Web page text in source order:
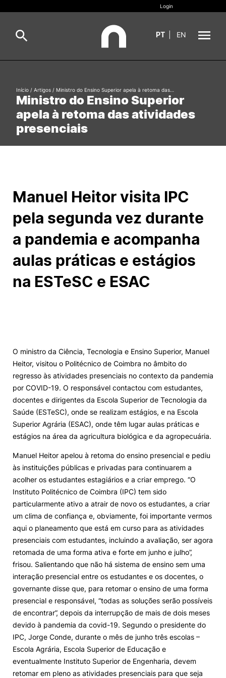
Estudar
Internacional
Ação Social
Alumni
Projetos PRR
Europeia Política de Privacidade e Cookies
Sugestões,
Login
PT EN
Pesquisa
Oferta Formativa Geral
Ministro do Ensino Superior
apela à retoma das atividades
presenciais
Início / Artigos / Ministro do Ensino Superior apela à retoma das…
Manuel Heitor visita IPC
pela segunda vez durante
a pandemia e acompanha
aulas práticas e estágios
na ESTeSC e ESAC
O ministro da Ciência, Tecnologia e Ensino Superior, Manuel
Heitor, visitou o Politécnico de Coimbra no âmbito do
regresso às atividades presenciais no contexto da pandemia
por COVID-19. O responsável contactou com estudantes,
docentes e dirigentes da Escola Superior de Tecnologia da
Saúde (ESTeSC), onde se realizam estágios, e na Escola
Superior Agrária (ESAC), onde têm lugar aulas práticas e
estágios na área da agricultura biológica e da agropecuária.
Manuel Heitor apelou à retoma do ensino presencial e pediu
às instituições públicas e privadas para continuarem a
acolher os estudantes estagiários e a criar emprego. “O
Instituto Politécnico de Coimbra (IPC) tem sido
particularmente ativo a atrair de novo os estudantes, a criar
um clima de confiança e, obviamente, foi importante vermos
aqui o planeamento que está em curso para as atividades
presenciais com estudantes, incluindo a avaliação, ser agora
retomada de uma forma ativa e forte em junho e julho”,
frisou. Salientando que não há sistema de ensino sem uma
interação presencial entre os estudantes e os docentes, o
governante disse que, para retomar o ensino de uma forma
presencial e responsável, “todas as soluções serão possíveis
de encontrar”, depois da interrupção de mais de dois meses
devido à pandemia da covid-19. Segundo o presidente do
IPC, Jorge Conde, durante o mês de junho três escolas –
Escola Agrária, Escola Superior de Educação e
eventualmente Instituto Superior de Engenharia, devem
retomar em pleno as atividades presenciais para que seja